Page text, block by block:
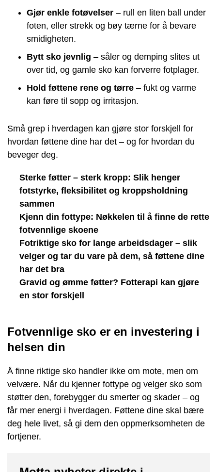
Gjør enkle fotøvelser – rull en liten ball under
foten, eller strekk og bøy tærne for å bevare
smidigheten.
Bytt sko jevnlig – såler og demping slites ut
over tid, og gamle sko kan forverre fotplager.
Hold føttene rene og tørre – fukt og varme
kan føre til sopp og irritasjon.
Små grep i hverdagen kan gjøre stor forskjell for
hvordan føttene dine har det – og for hvordan du
beveger deg.
Sterke føtter – sterk kropp: Slik henger
fotstyrke, fleksibilitet og kroppsholdning
sammen
Kjenn din fottype: Nøkkelen til å finne de rette
fotvennlige skoene
Fotriktige sko for lange arbeidsdager – slik
velger og tar du vare på dem, så føttene dine
har det bra
Gravid og ømme føtter? Fotterapi kan gjøre
en stor forskjell
Fotvennlige sko er en investering i
helsen din
Å finne riktige sko handler ikke om mote, men om
velvære. Når du kjenner fottype og velger sko som
støtter den, forebygger du smerter og skader – og
får mer energi i hverdagen. Føttene dine skal bære
deg hele livet, så gi dem den oppmerksomheten de
fortjener.